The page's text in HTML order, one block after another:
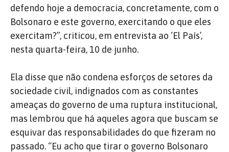
defendo hoje a democracia, concretamente, com o
Bolsonaro e este governo, exercitando o que eles
exercitam?”, criticou, em entrevista ao ‘El País’,
nesta quarta-feira, 10 de junho.
Ela disse que não condena esforços de setores da
sociedade civil, indignados com as constantes
ameaças do governo de uma ruptura institucional,
mas lembrou que há aqueles agora que buscam se
esquivar das responsabilidades do que fizeram no
passado. “Eu acho que tirar o governo Bolsonaro